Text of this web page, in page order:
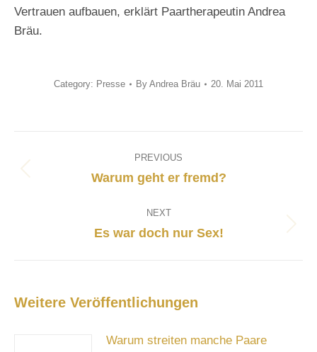
Vertrauen aufbauen, erklärt Paartherapeutin Andrea
Bräu.
Category: Presse By Andrea Bräu 20. Mai 2011
navigation
PREVIOUS
Previous
Warum geht er fremd?
NEXT
Next
Es war doch nur Sex!
Weitere Veröffentlichungen
Warum streiten manche Paare